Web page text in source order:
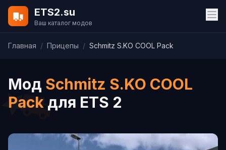
ETS2.su
Ваш каталог модов
Главная / Прицепы / Schmitz S.KO COOL Pack
Мод Schmitz S.KO COOL
Pack для ETS 2